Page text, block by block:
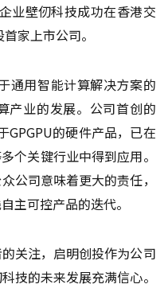
业壁仞科技成功在香港交
家上市公司。
通用智能计算解决方案的
产业的发展。公司首创的
的硬件产品，已在
个关键行业中得到应用。
公司意味着更大的责任，
主可控产品的迭代。
关注，启明创投作为公司
技的未来发展充满信心。